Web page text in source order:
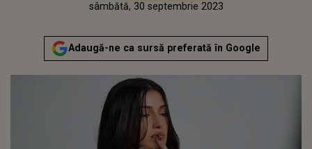
vineri, 30 septembrie 2022
Actualizat:
sâmbătă, 30 septembrie 2023
Adaugă-ne ca sursă preferată în Google